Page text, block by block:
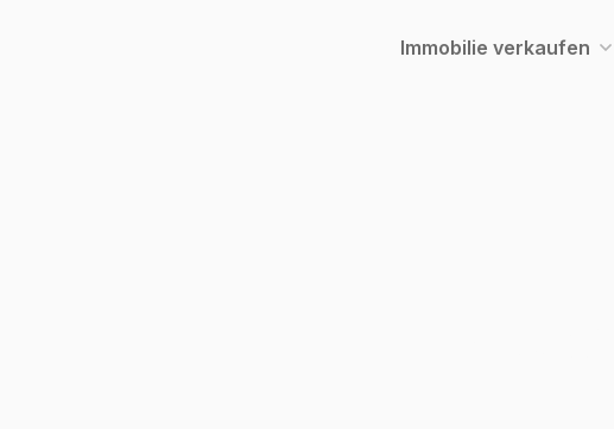
Immobilie verkaufen